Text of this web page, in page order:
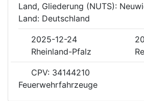
Land, Gliederung (NUTS):
Land: Deutschland
2025-12-24
Rheinland-Pfalz
CPV: 34144210
Feuerwehrfahrzeuge